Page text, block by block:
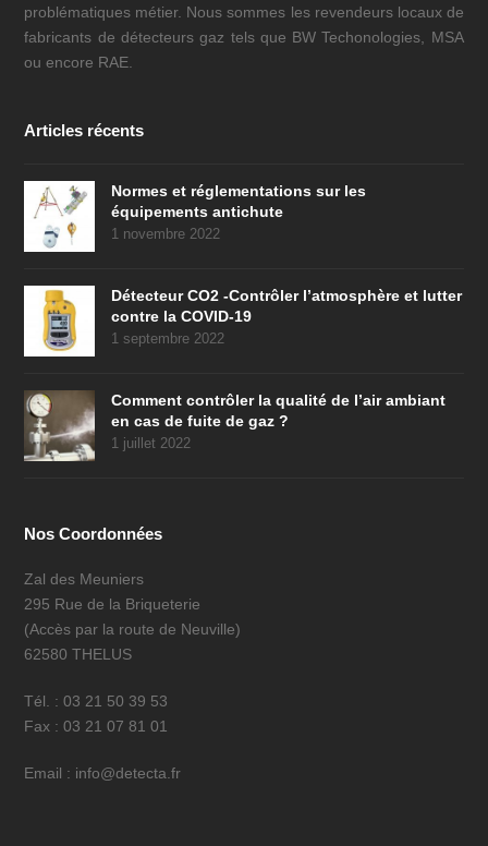
problématiques métier. Nous sommes les revendeurs locaux de
fabricants de détecteurs gaz tels que BW Techonologies, MSA
ou encore RAE.
Articles récents
Normes et réglementations sur les
équipements antichute
1 novembre 2022
Détecteur CO2 -Contrôler l’atmosphère et lutter
contre la COVID-19
1 septembre 2022
Comment contrôler la qualité de l’air ambiant
en cas de fuite de gaz ?
1 juillet 2022
Nos Coordonnées
Zal des Meuniers
295 Rue de la Briqueterie
(Accès par la route de Neuville)
62580 THELUS
Tél. : 03 21 50 39 53
Fax : 03 21 07 81 01
Email : info@detecta.fr